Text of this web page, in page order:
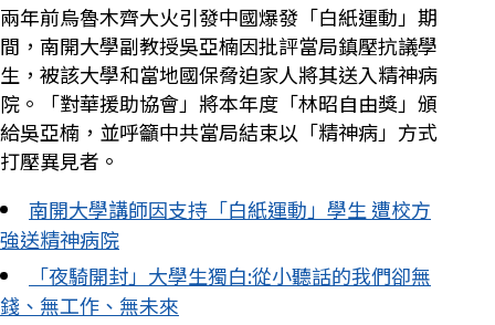
兩年前烏魯木齊大火引發中國爆發「白紙運動」期
間，南開大學副教授吳亞楠因批評當局鎮壓抗議學
生，被該大學和當地國保脅迫家人將其送入精神病
院。「對華援助協會」將本年度「林昭自由獎」頒
給吳亞楠，並呼籲中共當局結束以「精神病」方式
打壓異見者。
南開大學講師因支持「白紙運動」學生 遭校方
強送精神病院
「夜騎開封」大學生獨白:從小聽話的我們卻無
錢、無工作、無未來